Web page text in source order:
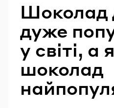
Шоколад
дуже
у світі, а
шоколад